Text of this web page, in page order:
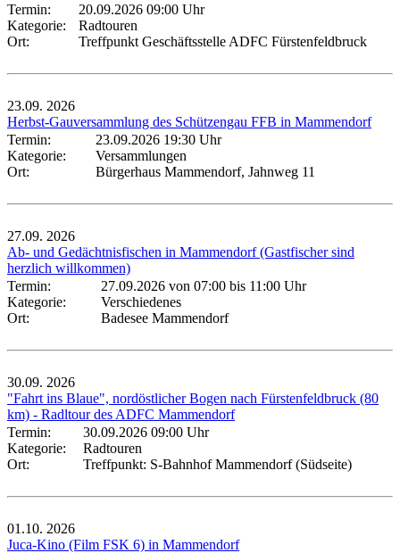
Termin:
20.09.2026 09:00 Uhr
Kategorie:
Radtouren
Ort:
Treffpunkt Geschäftsstelle ADFC Fürstenfeldbruck
23.09. 2026
Herbst-Gauversammlung des Schützengau FFB in Mammendorf
Termin:
23.09.2026 19:30 Uhr
Kategorie:
Versammlungen
Ort:
Bürgerhaus Mammendorf, Jahnweg 11
27.09. 2026
Ab- und Gedächtnisfischen in Mammendorf (Gastfischer sind
herzlich willkommen)
Termin:
27.09.2026 von 07:00 bis 11:00 Uhr
Kategorie:
Verschiedenes
Ort:
Badesee Mammendorf
30.09. 2026
"Fahrt ins Blaue", nordöstlicher Bogen nach Fürstenfeldbruck (80
km) - Radltour des ADFC Mammendorf
Termin:
30.09.2026 09:00 Uhr
Kategorie:
Radtouren
Ort:
Treffpunkt: S-Bahnhof Mammendorf (Südseite)
01.10. 2026
Juca-Kino (Film FSK 6) in Mammendorf